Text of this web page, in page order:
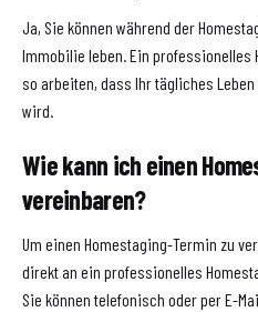
Ja, Sie können während der
Immobilie leben. Ein professionelles
so arbeiten, dass Ihr tägliches
wird.
Wie kann ich einen
vereinbaren?
Um einen Homestaging-Termin zu
direkt an ein professionelles
Sie können telefonisch oder per E-